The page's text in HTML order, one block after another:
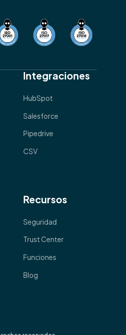
Integraciones
HubSpot
Salesforce
Pipedrive
CSV
Recursos
Seguridad
Trust Center
Funciones
Blog